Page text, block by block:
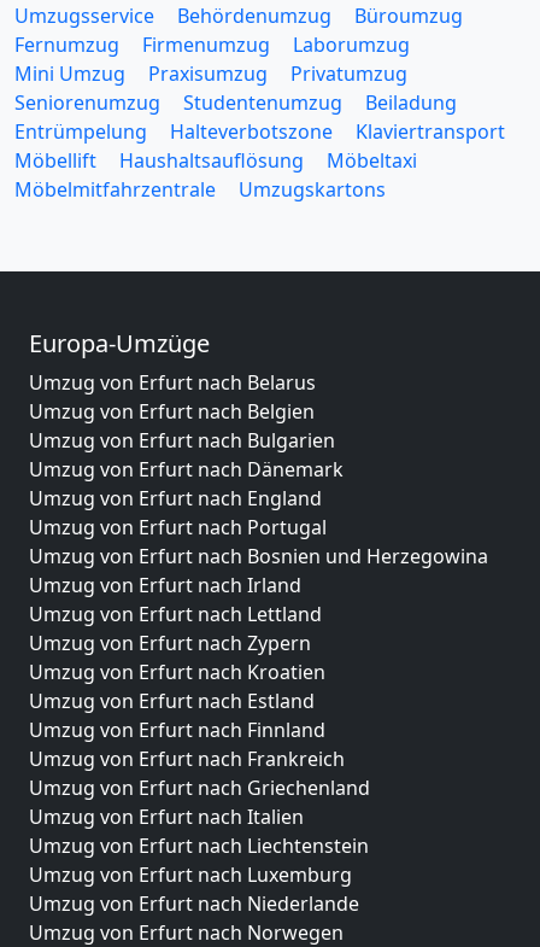
Umzugsservice Behördenumzug
Büroumzug
Fernumzug
Firmenumzug
Laborumzug
Mini Umzug
Praxisumzug
Privatumzug
Seniorenumzug
Studentenumzug
Beiladung
Entrümpelung
Halteverbotszone
Klaviertransport
Möbellift
Haushaltsauflösung
Möbeltaxi
Möbelmitfahrzentrale
Umzugskartons
Europa-Umzüge
Umzug von Erfurt nach Belarus
Umzug von Erfurt nach Belgien
Umzug von Erfurt nach Bulgarien
Umzug von Erfurt nach Dänemark
Umzug von Erfurt nach England
Umzug von Erfurt nach Portugal
Umzug von Erfurt nach Bosnien und Herzegowina
Umzug von Erfurt nach Irland
Umzug von Erfurt nach Lettland
Umzug von Erfurt nach Zypern
Umzug von Erfurt nach Kroatien
Umzug von Erfurt nach Estland
Umzug von Erfurt nach Finnland
Umzug von Erfurt nach Frankreich
Umzug von Erfurt nach Griechenland
Umzug von Erfurt nach Italien
Umzug von Erfurt nach Liechtenstein
Umzug von Erfurt nach Luxemburg
Umzug von Erfurt nach Niederlande
Umzug von Erfurt nach Norwegen